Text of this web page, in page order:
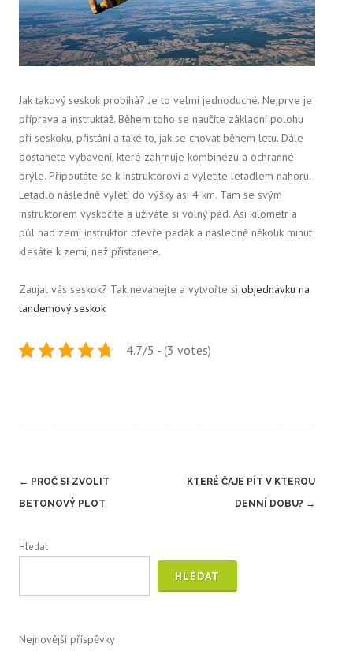
Jak takový seskok probíhá? Je to velmi jednoduché. Nejprve je
příprava a instruktáž. Během toho se naučíte základní polohu
při seskoku, přistání a také to, jak se chovat během letu. Dále
dostanete vybavení, které zahrnuje kombinézu a ochranné
brýle. Připoutáte se k instruktorovi a vyletíte letadlem nahoru.
Letadlo následně vyletí do výšky asi 4 km. Tam se svým
instruktorem vyskočíte a užíváte si volný pád. Asi kilometr a
půl nad zemí instruktor otevře padák a následně několik minut
klesáte k zemi, než přistanete.
Zaujal vás seskok? Tak neváhejte a vytvořte si objednávku na
tandemový seskok
4.7/5 - (3 votes)
Post
navigation
← PROČ SI ZVOLIT
BETONOVÝ PLOT
KTERÉ ČAJE PÍT V KTEROU
DENNÍ DOBU? →
Hledat
HLEDAT
Nejnovější příspěvky